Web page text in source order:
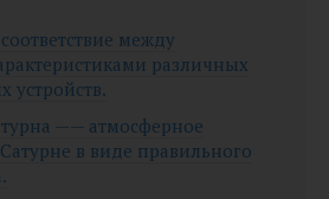
между
различных
устройств.
—— атмосферное
в виде правильного